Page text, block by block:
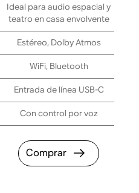
Ideal para audio espacial y
teatro en casa envolvente
Estéreo, Dolby Atmos
WiFi, Bluetooth
Entrada de línea USB-C
Con control por voz
Comprar